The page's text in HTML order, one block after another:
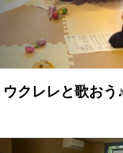
ウクレレと歌おう♪